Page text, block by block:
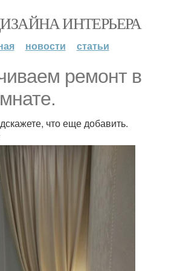
ИНТЕРЬЕРА
новости статьи
ремонт в
что еще добавить.